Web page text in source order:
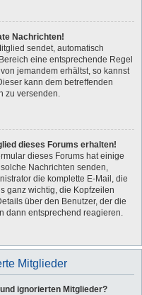
Nachrichten!
sendet, automatisch
eine entsprechende Regel
jemandem erhältst, so kannst
kann dem betreffenden
zu versenden.
dieses Forums erhalten!
dieses Forums hat einige
Nachrichten senden,
die komplette E-Mail, die
ganz wichtig, die Kopfzeilen
über den Benutzer, der die
dann entsprechend reagieren.
Mitglieder
ignorierten Mitglieder?